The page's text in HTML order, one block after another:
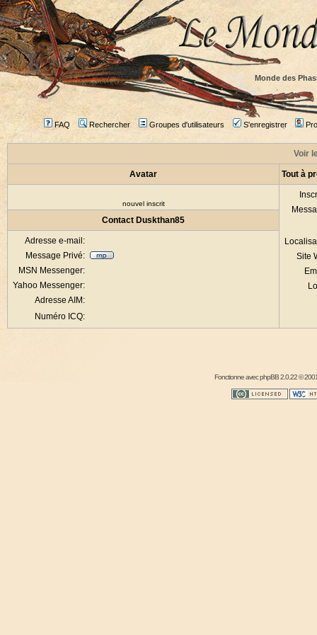
Monde des
FAQ Rechercher Groupes d'utilisateurs S'enregistrer
Voir
Avatar Tout à
nouvel inscrit
Site
Contact Duskthan85
Adresse e-mail:
Message Privé:
MSN Messenger:
Yahoo Messenger:
Adresse AIM:
Numéro ICQ:
Fonctionne avecphpBB2.0.22 ©